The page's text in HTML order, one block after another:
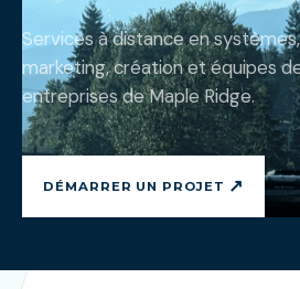
Services à distance en
marketing, création et équipes
entreprises de Maple Ridge.
DÉMARRER UN PROJET ↗